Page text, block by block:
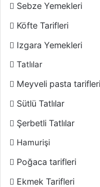
Sebze Yemekleri
Köfte Tarifleri
Izgara Yemekleri
Tatlılar
Meyveli pasta tarifleri
Sütlü Tatlılar
Şerbetli Tatlılar
Hamurişi
Poğaca tarifleri
Ekmek Tarifleri